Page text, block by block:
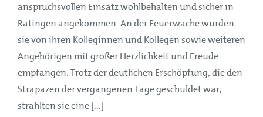
anspruchsvollen Einsatz wohlbehalten und sicher in
Ratingen angekommen. An der Feuerwache wurden
sie von ihren Kolleginnen und Kollegen sowie weiteren
Angehörigen mit großer Herzlichkeit und Freude
empfangen. Trotz der deutlichen Erschöpfung, die den
Strapazen der vergangenen Tage geschuldet war,
strahlten sie eine [...]